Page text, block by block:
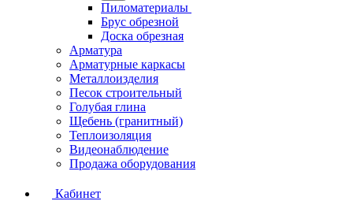
Пиломатериалы
Брус обрезной
Доска обрезная
Арматура
Арматурные каркасы
Металлоизделия
Песок строительный
Голубая глина
Щебень (гранитный)
Теплоизоляция
Видеонаблюдение
Продажа оборудования
Кабинет